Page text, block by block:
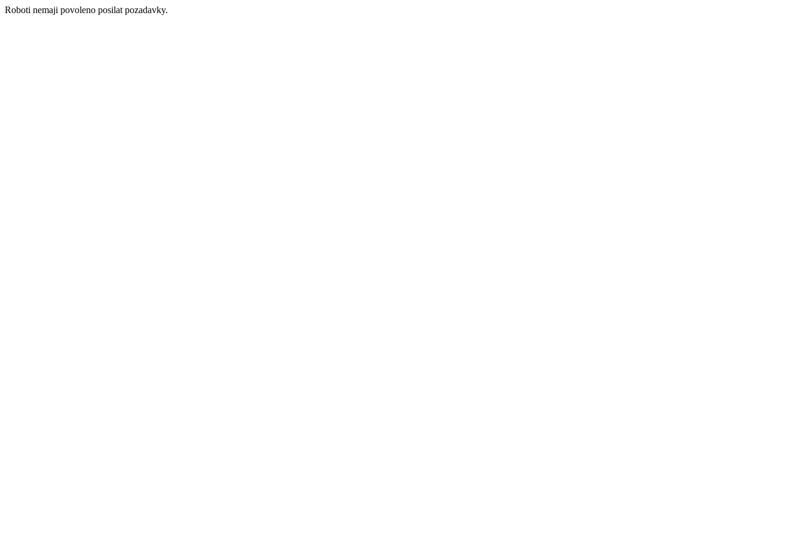
Roboti nemaji povoleno posilat pozadavky.